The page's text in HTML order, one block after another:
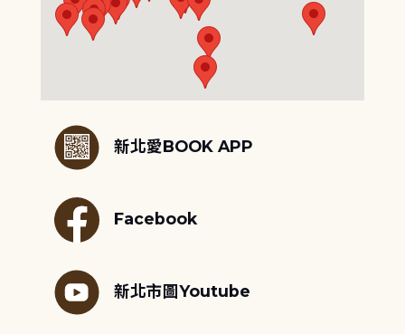
新北愛BOOK APP
Facebook
新北市圖Youtube